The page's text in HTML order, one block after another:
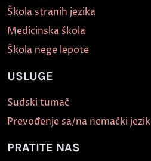
Škola stranih jezika
Medicinska škola
Škola nege lepote
USLUGE
Sudski tumač
Prevođenje sa/na nemački jezik
PRATITE NAS